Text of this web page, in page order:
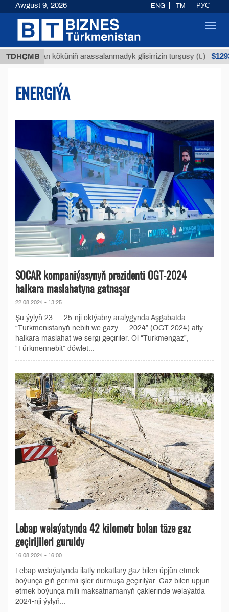
TDHÇMB
köküniň arassalanmadyk glisirrizin turşusy (t.) $12935,18
ENERGIÝA
SOCAR kompaniýasynyň prezidenti OGT-2024
halkara maslahatyna gatnaşar
22.08.2024 - 13:25
Şu ýylyň 23 — 25-nji oktýabry aralygynda Aşgabatda
“Türkmenistanyň nebiti we gazy — 2024” (OGT-2024) atly
halkara maslahat we sergi geçiriler. Ol “Türkmengaz”,
“Türkmennebit” döwlet...
Lebap welaýatynda 42 kilometr bolan täze gaz
geçirijileri guruldy
16.08.2024 - 16:00
Lebap welaýatynda ilatly nokatlary gaz bilen üpjün etmek
boýunça giň gerimli işler durmuşa geçirilýär. Gaz bilen üpjün
etmek boýunça milli maksatnamanyň çäklerinde welaýatda
2024-nji ýylyň...
Awgust 9, 2026 ENG TM РУС